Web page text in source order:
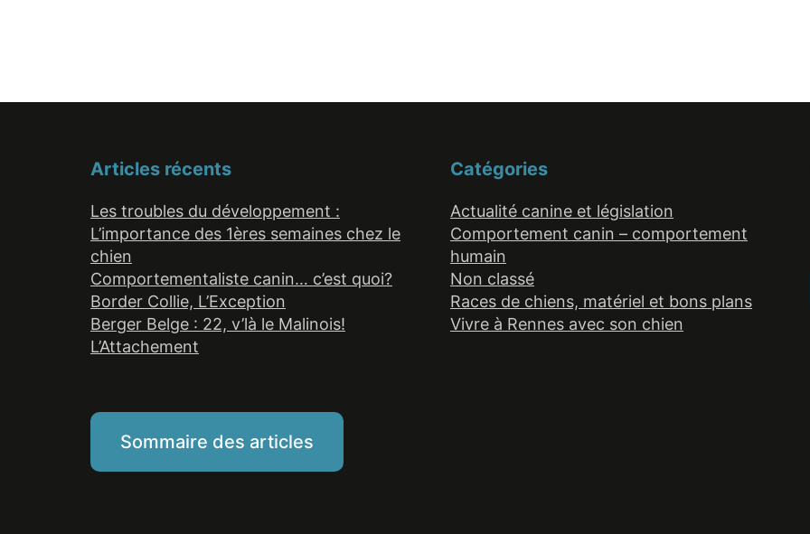
Articles récents
Les troubles du développement :
L’importance des 1ères semaines chez le
chien
Comportementaliste canin… c’est quoi?
Border Collie, L’Exception
Berger Belge : 22, v’là le Malinois!
L’Attachement
Catégories
Actualité canine et législation
Comportement canin – comportement
humain
Non classé
Races de chiens, matériel et bons plans
Vivre à Rennes avec son chien
Sommaire des articles